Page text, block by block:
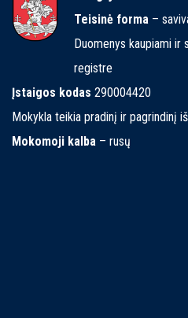
Teisinė forma –
Duomenys kaupiami ir
registre
Įstaigos kodas 290004420
Mokykla teikia pradinį ir pagrindinį
Mokomoji kalba – rusų